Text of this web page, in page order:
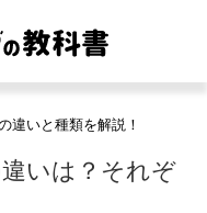
違いと種類を解説！
いは？それぞ